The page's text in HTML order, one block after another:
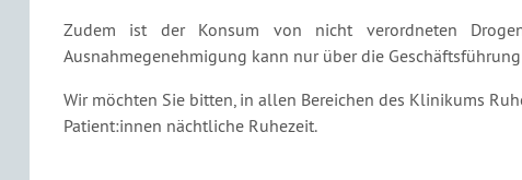
Zudem ist der Konsum von nicht verordneten
Ausnahmegenehmigung kann nur über die
Wir möchten Sie bitten, in allen Bereichen des Klinikums
Patient:innen nächtliche Ruhezeit.